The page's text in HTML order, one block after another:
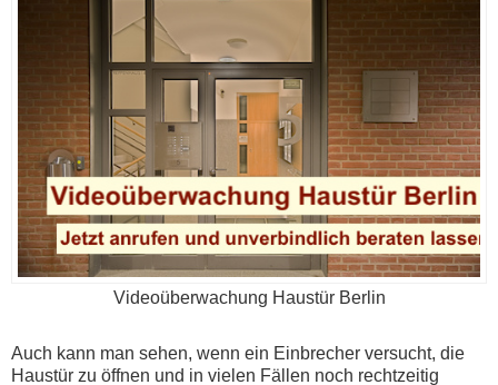
Videoüberwachung Haustür Berlin
Auch kann man sehen, wenn ein Einbrecher versucht, die
Haustür zu öffnen und in vielen Fällen noch rechtzeitig